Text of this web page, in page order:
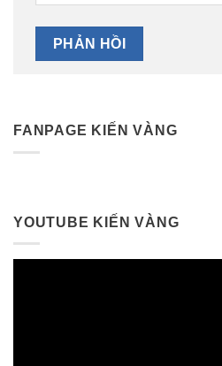
FANPAGE KIẾN VÀNG
YOUTUBE KIẾN VÀNG